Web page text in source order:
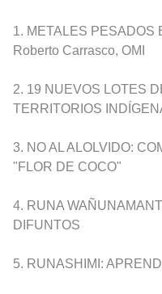
Boletín BOLPER -
1. METALES PESADOS
Roberto Carrasco, OMI
2. 19 NUEVOS LOTES
TERRITORIOS
3. NO AL ALOLVIDO:
"FLOR DE COCO"
4. RUNA
DIFUNTOS
5. RUNASHIMI: